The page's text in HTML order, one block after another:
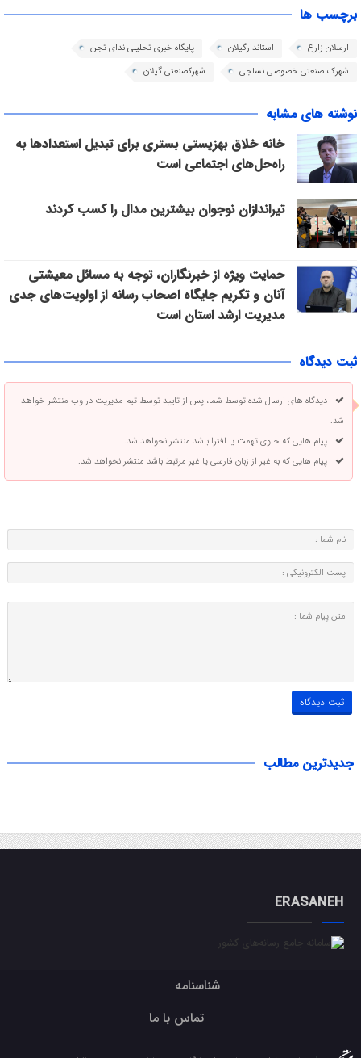
برچسب ها
ارسلان زارع استاندارگیلان
پایگاه خبری تحلیلی ندای تجن
شهرک صنعتی خصوصی نساجی
شهرکصنعتی گیلان
نوشته های مشابه
خانه خلاق بهزیستی بستری برای تبدیل استعدادها به
راه‌حل‌های اجتماعی است
تیراندازان نوجوان بیشترین مدال را کسب کردند
حمایت ویژه از خبرنگاران، توجه به مسائل معیشتی
آنان و تکریم جایگاه اصحاب رسانه از اولویت‌های جدی
مدیریت ارشد استان است
ثبت دیدگاه
دیدگاه های ارسال شده توسط شما، پس از تایید توسط تیم مدیریت در وب منتشر خواهد
شد.
پیام هایی که حاوی تهمت یا افترا باشد منتشر نخواهد شد.
پیام هایی که به غیر از زبان فارسی یا غیر مرتبط باشد منتشر نخواهد شد.
جدیدترین مطالب
ERASANEH
شناسنامه
تماس با ما